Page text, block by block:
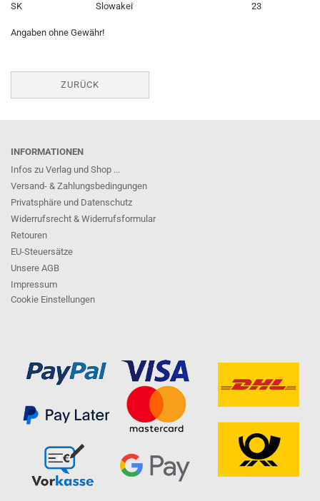
SK
Slowakei 23
Angaben ohne Gewähr!
ZURÜCK
INFORMATIONEN
Infos zu Verlag und Shop ...
Versand- & Zahlungsbedingungen
Privatsphäre und Datenschutz
Widerrufsrecht & Widerrufsformular
Retouren
EU-Steuersätze
Unsere AGB
Impressum
Cookie Einstellungen